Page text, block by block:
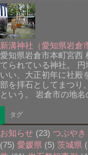
新溝神社（愛知県岩倉
愛知県岩倉市本町宮西
てられている神社。
いい、大正初年に社殿
部を拝石としてまつり
という。 岩倉市の地
タグ
お知らせ (23) つぶやき
(75) 愛媛県 (5) 茨城県